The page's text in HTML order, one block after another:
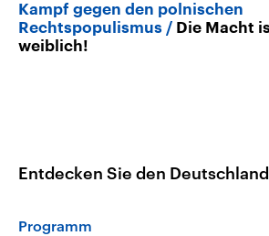
Kampf gegen den polnischen
Rechtspopulismus
Die Macht
weiblich!
Entdecken Sie den
Programm